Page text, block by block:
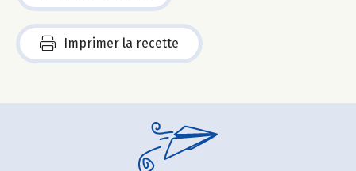
Imprimer la recette